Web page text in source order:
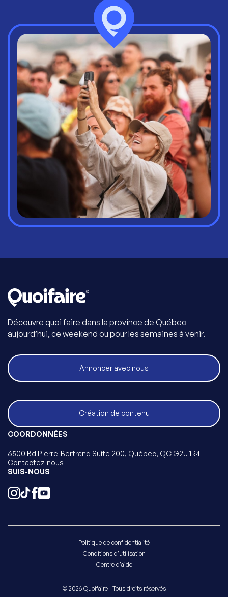
Découvre quoi faire dans la province de Québec
aujourd’hui, ce weekend ou pour les semaines à venir.
Annoncer avec nous
Création de contenu
COORDONNÉES
6500 Bd Pierre-Bertrand Suite 200, Québec, QC G2J 1R4
Contactez-nous
SUIS-NOUS
Politique de confidentialité
Conditions d'utilisation
Centre d'aide
© 2026 Quoifaire | Tous droits réservés